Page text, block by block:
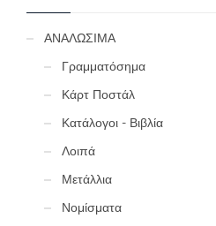
ΑΝΑΛΩΣΙΜΑ
Γραμματόσημα
Κάρτ Ποστάλ
Κατάλογοι - Βιβλία
Λοιπά
Μετάλλια
Νομίσματα